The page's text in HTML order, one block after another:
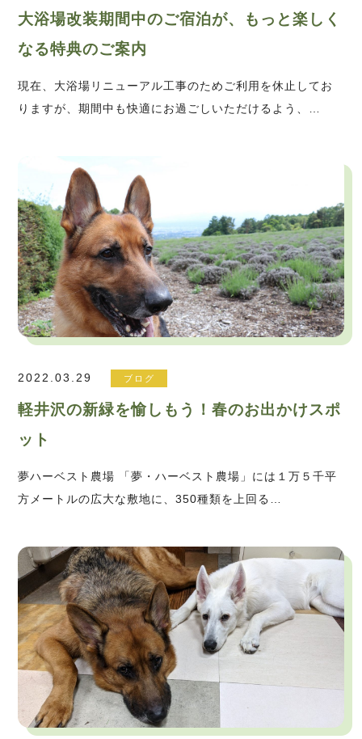
大浴場改装期間中のご宿泊が、もっと楽しく
なる特典のご案内
現在、大浴場リニューアル工事のためご利用を休止してお
りますが、期間中も快適にお過ごしいただけるよう、…
2022.03.29 ブログ
軽井沢の新緑を愉しもう！春のお出かけスポ
ット
夢ハーベスト農場 「夢・ハーベスト農場」には１万５千平
方メートルの広大な敷地に、350種類を上回る…